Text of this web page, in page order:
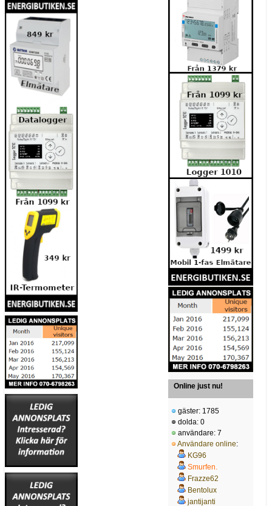
Online just nu!
gäster: 1785
dolda: 0
användare: 7
Användare online:
KG96
Smurfen.
Frazze62
Bentolux
jantijanti